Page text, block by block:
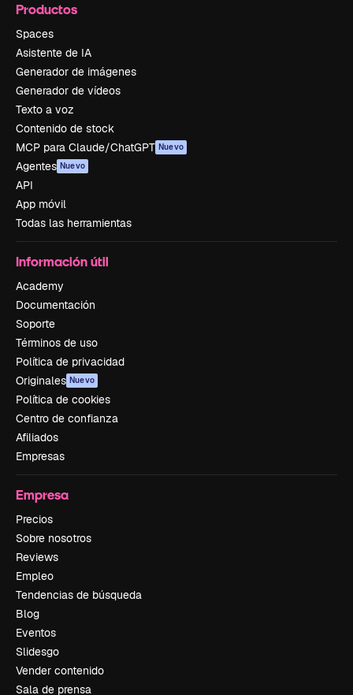
Productos
Spaces
Asistente de IA
Generador de imágenes
Generador de vídeos
Texto a voz
Contenido de stock
MCP para Claude/ChatGPT Nuevo
Agentes Nuevo
API
App móvil
Todas las herramientas
Información útil
Academy
Documentación
Soporte
Términos de uso
Política de privacidad
Originales Nuevo
Política de cookies
Centro de confianza
Afiliados
Empresas
Empresa
Precios
Sobre nosotros
Reviews
Empleo
Tendencias de búsqueda
Blog
Eventos
Slidesgo
Vender contenido
Sala de prensa